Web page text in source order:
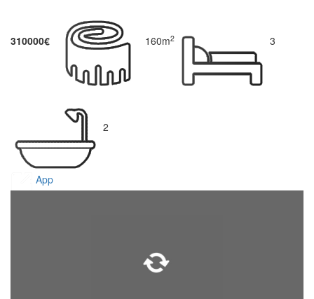
310000€ 160m2 3
2
App